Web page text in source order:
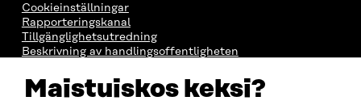
Maistuiskos keksi?
Cookieinställningar
Rapporteringskanal
Tillgänglighetsutredning
Beskrivning av handlingsoffentligheten